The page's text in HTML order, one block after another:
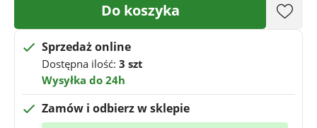
Do koszyka
Sprzedaż online
Dostępna ilość: 3 szt
Wysyłka do 24h
Zamów i odbierz w sklepie